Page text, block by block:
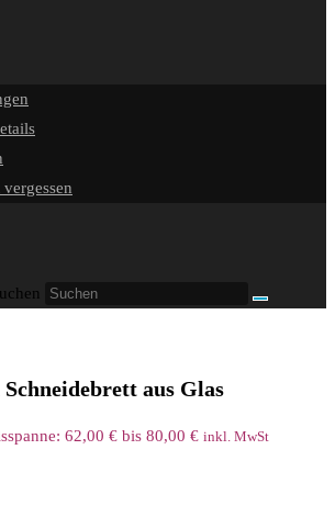
aus Glas
62,00 € bis 80,00 € inkl. MwSt